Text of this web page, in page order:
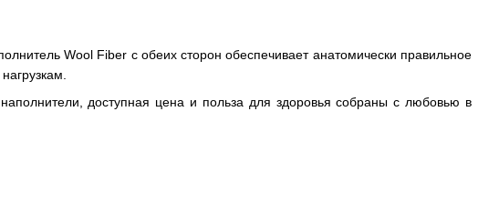
Wool Fiber с обеих сторон обеспечивает анатомически правильное
доступная цена и польза для здоровья собраны с любовью в